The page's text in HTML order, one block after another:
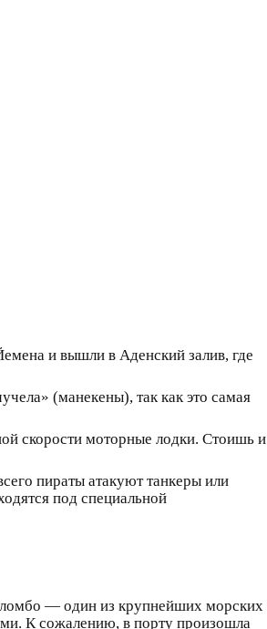
и вышли в Аденский залив, где
(манекены), так как это самая
скорости моторные лодки. Стоишь и
пираты атакуют танкеры или
под специальной
— один из крупнейших морских
К сожалению, в порту произошла